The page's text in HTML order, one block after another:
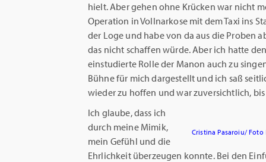
hielt. Aber gehen ohne Krücken war nicht
Operation in Vollnarkose mit dem Taxi ins
der Loge und habe von da aus die Proben
das nicht schaffen würde. Aber ich hatte
einstudierte Rolle der Manon auch zu
Bühne für mich dargestellt und ich saß
wieder zu hoffen und war zuversichtlich,
Cristina Pasaroiu/ Foto
Ich glaube, dass ich
durch meine Mimik,
mein Gefühl und die
Ehrlichkeit überzeugen konnte. Bei den